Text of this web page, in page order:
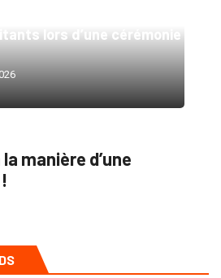
lors d’une cérémonie
la manière d’une